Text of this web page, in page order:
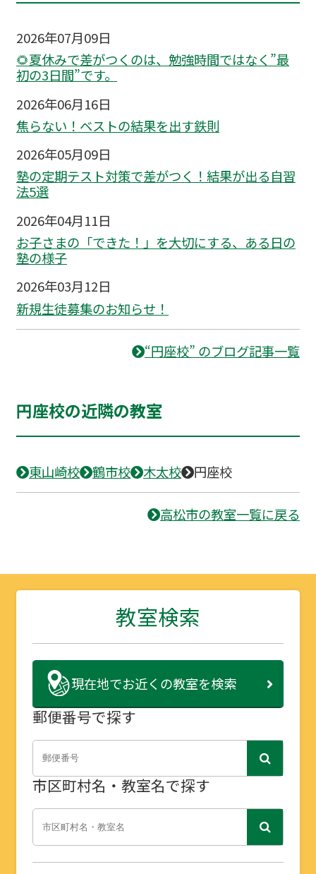
2026年07月09日
🌻夏休みで差がつくのは、勉強時間ではなく”最
初の3日間”です。
2026年06月16日
焦らない！ベストの結果を出す鉄則
2026年05月09日
塾の定期テスト対策で差がつく！結果が出る自習
法5選
2026年04月11日
お子さまの「できた！」を大切にする、ある日の
塾の様子
2026年03月12日
新規生徒募集のお知らせ！
“円座校” のブログ記事一覧
円座校の近隣の教室
東山崎校 鶴市校 木太校 円座校
高松市の教室一覧に戻る
教室検索
現在地でお近くの教室を検索
郵便番号で探す
市区町村名・教室名で探す